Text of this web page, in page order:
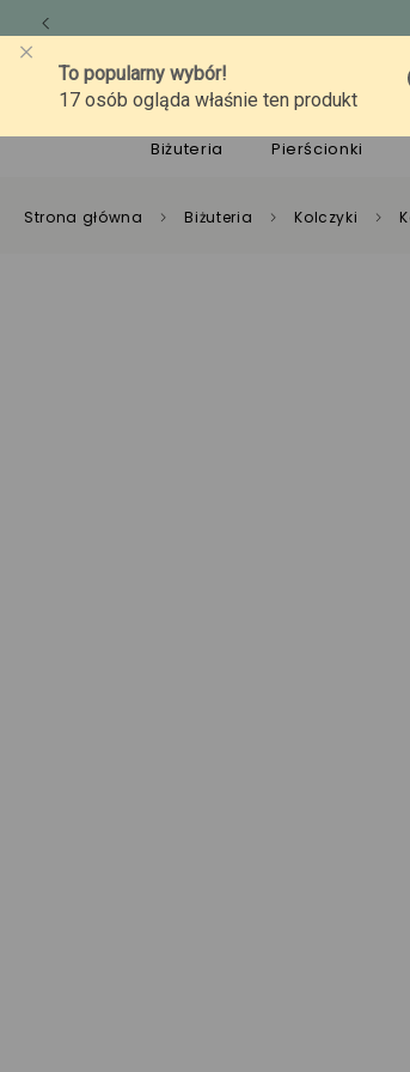
O marceJakośćPomoc
Biżuteria Pierścionki
Strona główna Biżuteria Kolczyki